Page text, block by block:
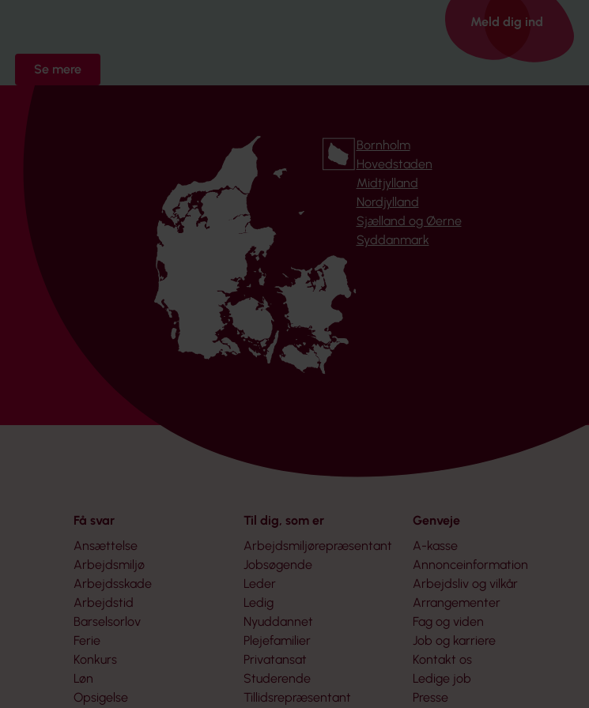
Se mere
Meld dig ind
Bornholm
Hovedstaden
Midtjylland
Nordjylland
Sjælland og Øerne
Syddanmark
Få svar
Ansættelse
Arbejdsmiljø
Arbejdsskade
Arbejdstid
Barselsorlov
Ferie
Konkurs
Løn
Opsigelse
Til dig, som er
Arbejdsmiljørepræsentant
Jobsøgende
Leder
Ledig
Nyuddannet
Plejefamilier
Privatansat
Studerende
Tillidsrepræsentant
Genveje
A-kasse
Annonceinformation
Arbejdsliv og vilkår
Arrangementer
Fag og viden
Job og karriere
Kontakt os
Ledige job
Presse